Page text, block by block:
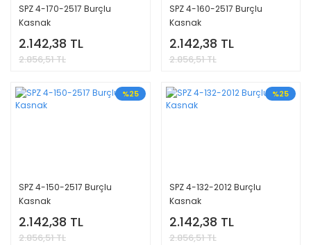
SPZ 4-170-2517 Burçlu
Kasnak
2.142,38 TL
2.856,51 TL
SPZ 4-160-2517 Burçlu
Kasnak
2.142,38 TL
2.856,51 TL
%25
SPZ 4-150-2517 Burçlu
Kasnak
2.142,38 TL
2.856,51 TL
%25
SPZ 4-132-2012 Burçlu
Kasnak
2.142,38 TL
2.856,51 TL